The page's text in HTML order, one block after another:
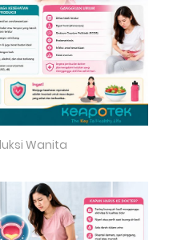
Wanita